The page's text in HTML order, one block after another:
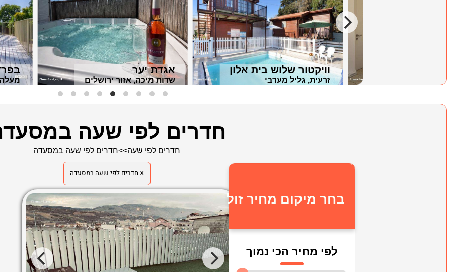
אגדת יער
שדות מיכה, אזור ירושלים
וויקטור שלוש בית אלון
זרעית, גליל מערבי הגולן
בחר מיקום מחיר זול
לפי מחיר הכי נמוך
חדרים לפי שעה
חדרים לפי שעה>>חדרים לפי שעה במסעדה
X חדרים לפי שעה במסעדה